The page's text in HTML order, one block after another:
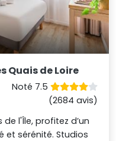
Quais de Loire
Noté 7.5
(2684 avis)
l'Île, profitez d’un
et sérénité. Studios